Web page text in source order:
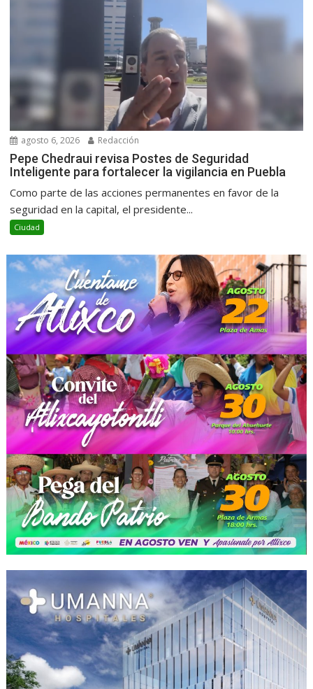
agosto 6, 2026 Redacción
Pepe Chedraui revisa Postes de Seguridad
Inteligente para fortalecer la vigilancia en Puebla
Como parte de las acciones permanentes en favor de la
seguridad en la capital, el presidente...
Ciudad